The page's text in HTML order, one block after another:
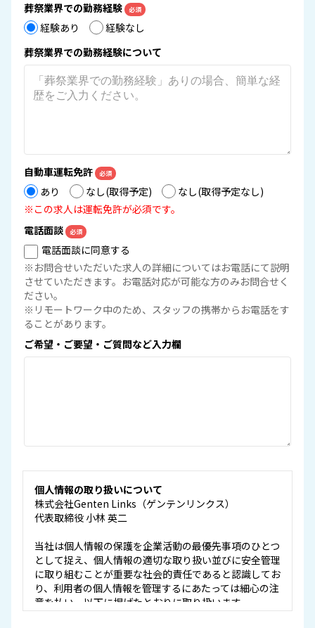
葬祭業界での勤務経験
必須
経験あり
経験なし
葬祭業界での勤務経験について
自動車運転免許 必須
あり なし(取得予定)
なし(取得予定なし)
※この求人は運転免許が必須です。
電話面談
必須
電話面談に同意する
※お問合せいただいた求人の詳細についてはお電話にて説明
させていただきます。お電話対応が可能な方のみお問合せく
ださい。
※リモートワーク中のため、スタッフの携帯からお電話をす
ることがあります。
ご希望・ご要望・ご質問など入力欄
個人情報の取り扱いについて
株式会社Genten Links（ゲンテンリンクス）
代表取締役 小林 英二
当社は個人情報の保護を企業活動の最優先事項のひとつ
として捉え、個人情報の適切な取り扱い並びに安全管理
に取り組むことが重要な社会的責任であると認識してお
り、利用者の個人情報を管理するにあたっては細心の注
意を払い、以下に掲げたとおりに取り扱います。